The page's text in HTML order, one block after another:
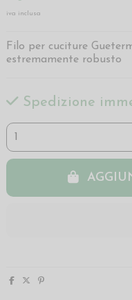
iva inclusa
Filo per cuciture
estremamente robusto
Spedizione